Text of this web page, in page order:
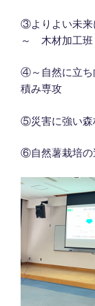
③よりよい未来
～ 木材加工班
④～自然に立
積み専攻
⑤災害に強い
⑥自然薯栽培